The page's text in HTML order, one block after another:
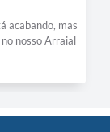
acabando, mas
nosso Arraial